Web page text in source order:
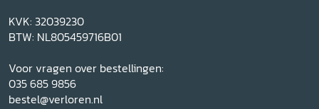
KVK: 32039230
BTW: NL805459716B01
Voor vragen over bestellingen:
035 685 9856
bestel@verloren.nl